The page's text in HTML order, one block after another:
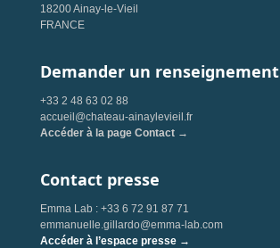
18200 Ainay-le-Vieil
FRANCE
Demander un renseignement
+33 2 48 63 02 88
accueil@chateau-ainaylevieil.fr
Accéder à la page Contact →
Contact presse
Emma Lab : +33 6 72 91 87 71
emmanuelle.gillardo@emma-lab.com
Accéder à l’espace presse →